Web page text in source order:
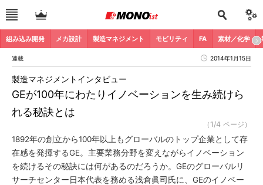
組み込み開発 メカ設計 製造マネジメント モビリティ FA 素材／化学
連載 2014年1月15日
GEが100年にわたりイノベーションを生み続けら
れる秘訣とは
製造マネジメントインタビュー
（1/4 ページ）
1892年の創立から100年以上もグローバルのトップ企業として存
在感を発揮するGE。主要業務分野を変えながらイノベーション
を続けるその秘訣には何があるのだろうか。GEのグローバルリ
サーチセンター日本代表を務める浅倉眞司氏に、GEのイノベー